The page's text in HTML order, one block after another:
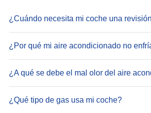
¿Cuándo necesita mi coche una
menos potencia, olores extraños o
¿Por qué mi aire acondicionado no
refrigerante. En estos casos, tu
¿A qué se debe el mal olor del aire
puede generar olores
¿Qué tipo de gas usa mi coche?